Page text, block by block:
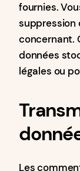
fournies.
suppression
concernant.
données
légales ou
Les